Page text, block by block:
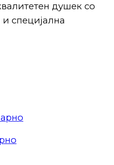
душек со
специјална